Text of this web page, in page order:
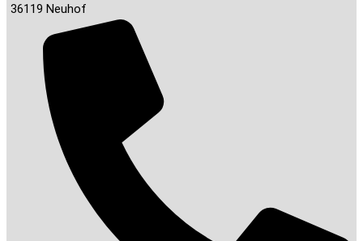
36119 Neuhof